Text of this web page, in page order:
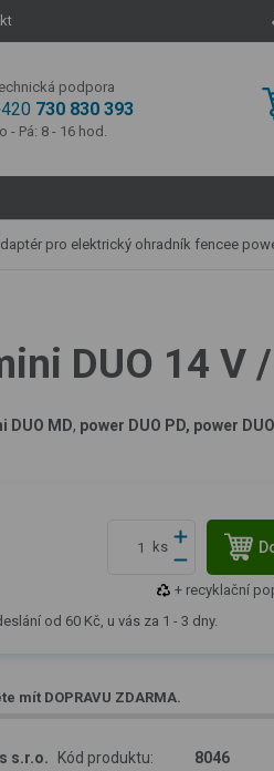
podpora
730 830 393
- Pá: 8 - 16 hod.
pro elektrický ohradník fencee power a mini
DUO 14 V
DUO MD, power DUO PD, power
ks
+ recyklační
od 60 Kč, u vás za 1 - 3 dny.
mít DOPRAVU ZDARMA.
s.r.o. Kód produktu:
8046